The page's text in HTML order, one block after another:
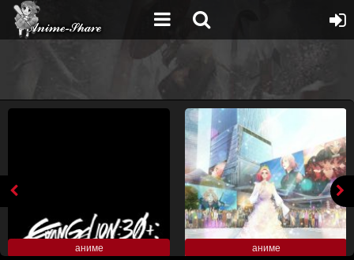
аниме аниме